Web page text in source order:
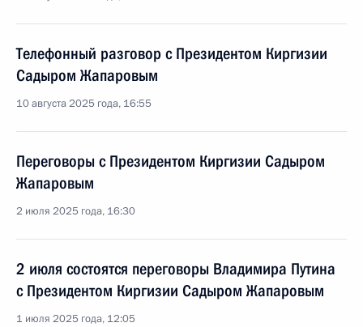
Телефонный разговор с Президентом Киргизии
Садыром Жапаровым
10 августа 2025 года, 16:55
Переговоры с Президентом Киргизии Садыром
Жапаровым
2 июля 2025 года, 16:30
2 июля состоятся переговоры Владимира Путина
с Президентом Киргизии Садыром Жапаровым
1 июля 2025 года, 12:05